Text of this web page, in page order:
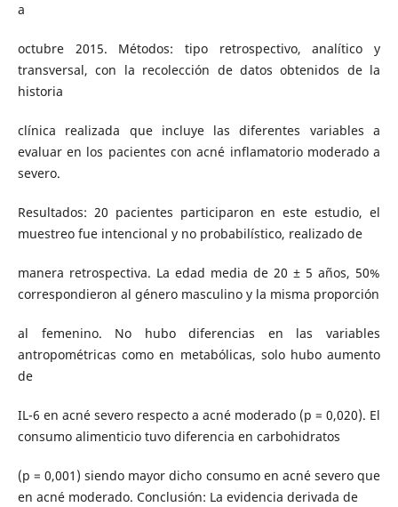
a
octubre 2015. Métodos: tipo retrospectivo, analítico y
transversal, con la recolección de datos obtenidos de la
historia
clínica realizada que incluye las diferentes variables a
evaluar en los pacientes con acné inflamatorio moderado a
severo.
Resultados: 20 pacientes participaron en este estudio, el
muestreo fue intencional y no probabilístico, realizado de
manera retrospectiva. La edad media de 20 ± 5 años, 50%
correspondieron al género masculino y la misma proporción
al femenino. No hubo diferencias en las variables
antropométricas como en metabólicas, solo hubo aumento
de
IL-6 en acné severo respecto a acné moderado (p = 0,020). El
consumo alimenticio tuvo diferencia en carbohidratos
(p = 0,001) siendo mayor dicho consumo en acné severo que
en acné moderado. Conclusión: La evidencia derivada de